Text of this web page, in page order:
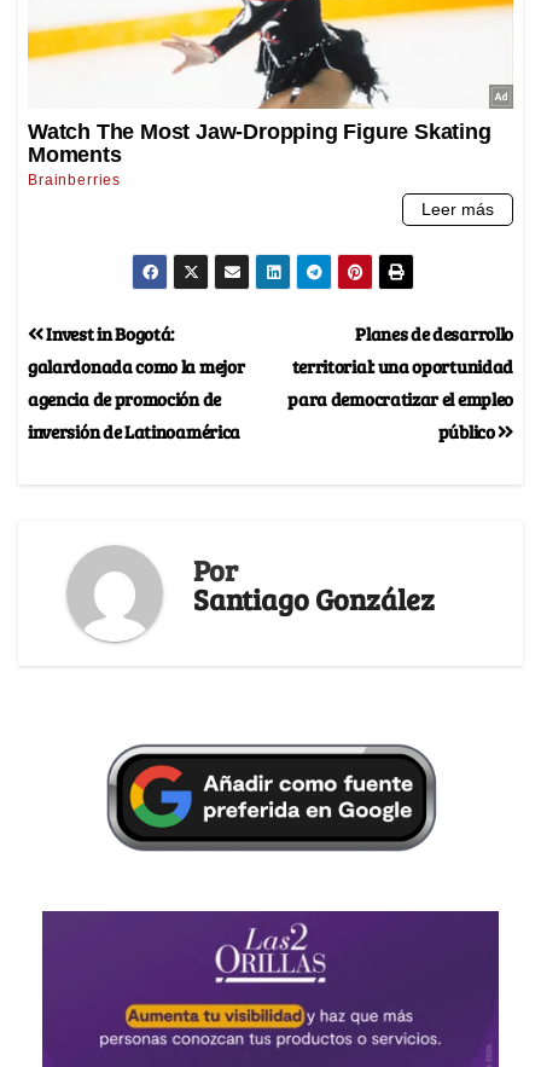
Planes de desarrollo
territorial: una oportunidad
para democratizar el empleo
público
Invest in Bogotá:
galardonada como la mejor
agencia de promoción de
inversión de Latinoamérica
Por
Santiago González